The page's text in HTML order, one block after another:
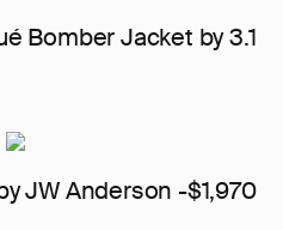
Bomber Jacket by 3.1
JW Anderson -$1,970